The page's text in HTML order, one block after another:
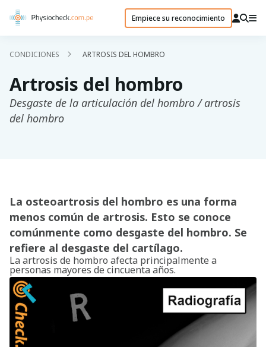
Empiece su reconocimiento
CONDICIONES ARTROSIS DEL HOMBRO
Artrosis del hombro
Desgaste de la articulación del hombro / artrosis
del hombro
La osteoartrosis del hombro es una forma
menos común de artrosis. Esto se conoce
comúnmente como desgaste del hombro. Se
refiere al desgaste del cartílago.
La artrosis de hombro afecta principalmente a
personas mayores de cincuenta años.